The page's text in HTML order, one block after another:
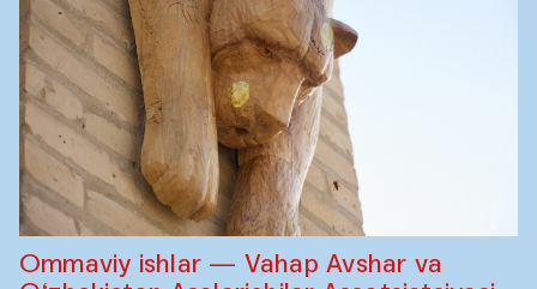
Ommaviy ishlar — Vahap Avshar va